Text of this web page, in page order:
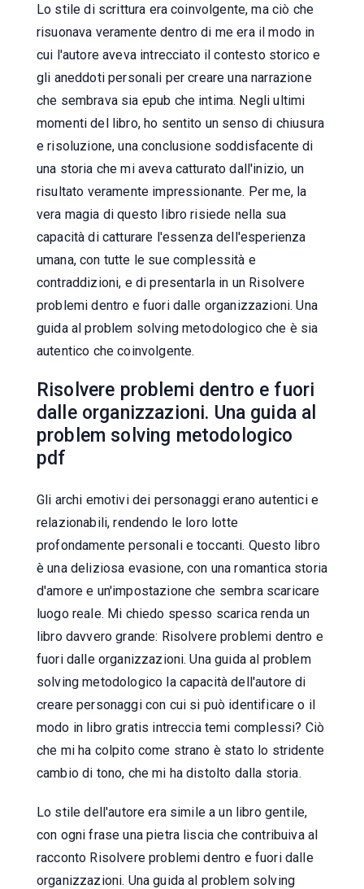
Lo stile di scrittura era coinvolgente, ma ciò che
risuonava veramente dentro di me era il modo in
cui l'autore aveva intrecciato il contesto storico e
gli aneddoti personali per creare una narrazione
che sembrava sia epub che intima. Negli ultimi
momenti del libro, ho sentito un senso di chiusura
e risoluzione, una conclusione soddisfacente di
una storia che mi aveva catturato dall'inizio, un
risultato veramente impressionante. Per me, la
vera magia di questo libro risiede nella sua
capacità di catturare l'essenza dell'esperienza
umana, con tutte le sue complessità e
contraddizioni, e di presentarla in un Risolvere
problemi dentro e fuori dalle organizzazioni. Una
guida al problem solving metodologico che è sia
autentico che coinvolgente.
Risolvere problemi dentro e fuori
dalle organizzazioni. Una guida al
problem solving metodologico
pdf
Gli archi emotivi dei personaggi erano autentici e
relazionabili, rendendo le loro lotte
profondamente personali e toccanti. Questo libro
è una deliziosa evasione, con una romantica storia
d'amore e un'impostazione che sembra scaricare
luogo reale. Mi chiedo spesso scarica renda un
libro davvero grande: Risolvere problemi dentro e
fuori dalle organizzazioni. Una guida al problem
solving metodologico la capacità dell'autore di
creare personaggi con cui si può identificare o il
modo in libro gratis intreccia temi complessi? Ciò
che mi ha colpito come strano è stato lo stridente
cambio di tono, che mi ha distolto dalla storia.
Lo stile dell'autore era simile a un libro gentile,
con ogni frase una pietra liscia che contribuiva al
racconto Risolvere problemi dentro e fuori dalle
organizzazioni. Una guida al problem solving